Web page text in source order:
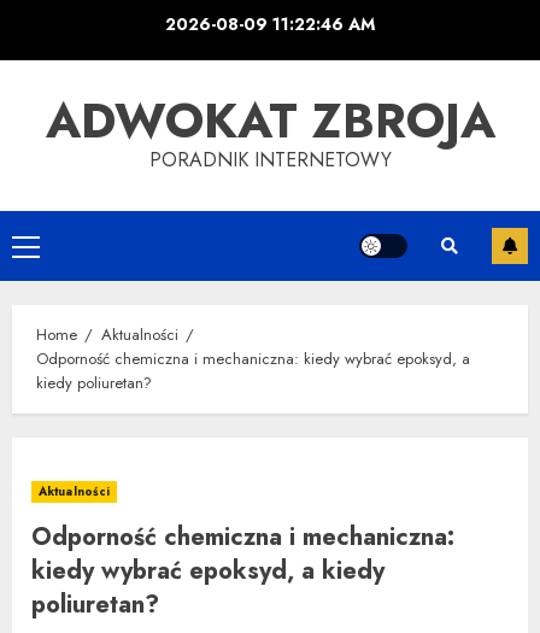
2026-08-0911:22:47 AM
ADWOKAT ZBROJA
PORADNIK INTERNETOWY
Primary
Menu
Home
Aktualności
Odporność chemiczna i mechaniczna: kiedy wybrać epoksyd, a
kiedy poliuretan?
Aktualności
Odporność chemiczna i mechaniczna:
kiedy wybrać epoksyd, a kiedy
poliuretan?